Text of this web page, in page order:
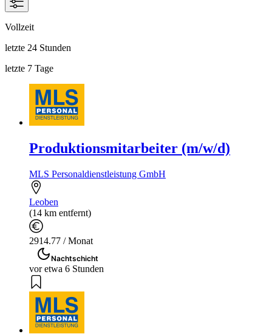
Vollzeit
letzte 24 Stunden
letzte 7 Tage
Produktionsmitarbeiter (m/w/d)
MLS Personaldienstleistung GmbH
Leoben
(14 km entfernt)
2914.77 / Monat
Nachtschicht
vor etwa 6 Stunden